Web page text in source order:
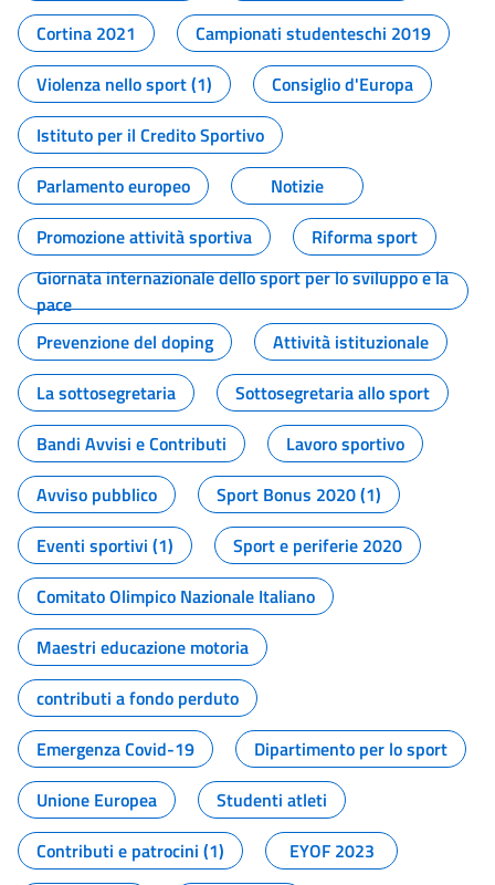
Cortina 2021
Campionati studenteschi 2019
Violenza nello sport (1)
Consiglio d'Europa
Istituto per il Credito Sportivo
Parlamento europeo
Notizie
Promozione attività sportiva
Riforma sport
Giornata internazionale dello sport per lo sviluppo e la
pace
Prevenzione del doping
Attività istituzionale
La sottosegretaria
Sottosegretaria allo sport
Bandi Avvisi e Contributi
Lavoro sportivo
Avviso pubblico
Sport Bonus 2020 (1)
Eventi sportivi (1)
Sport e periferie 2020
Comitato Olimpico Nazionale Italiano
Maestri educazione motoria
contributi a fondo perduto
Emergenza Covid-19
Dipartimento per lo sport
Unione Europea
Studenti atleti
Contributi e patrocini (1)
EYOF 2023